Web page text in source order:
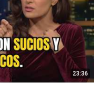
23:36